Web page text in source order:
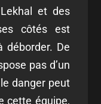
et des
côtés est
déborder. De
pas d’un
danger peut
cette équipe,